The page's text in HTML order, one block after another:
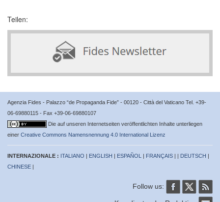
Teilen:
Agenzia Fides - Palazzo “de Propaganda Fide” - 00120 - Città del Vaticano Tel. +39-
06-69880115 - Fax +39-06-69880107
Die auf unseren Internetseiten veröffentlichten Inhalte unterliegen
einer Creative Commons Namensnennung 4.0 International Lizenz
INTERNAZIONALE : ITALIANO | ENGLISH | ESPAÑOL | FRANÇAIS | | DEUTSCH |
CHINESE |
Follow us: